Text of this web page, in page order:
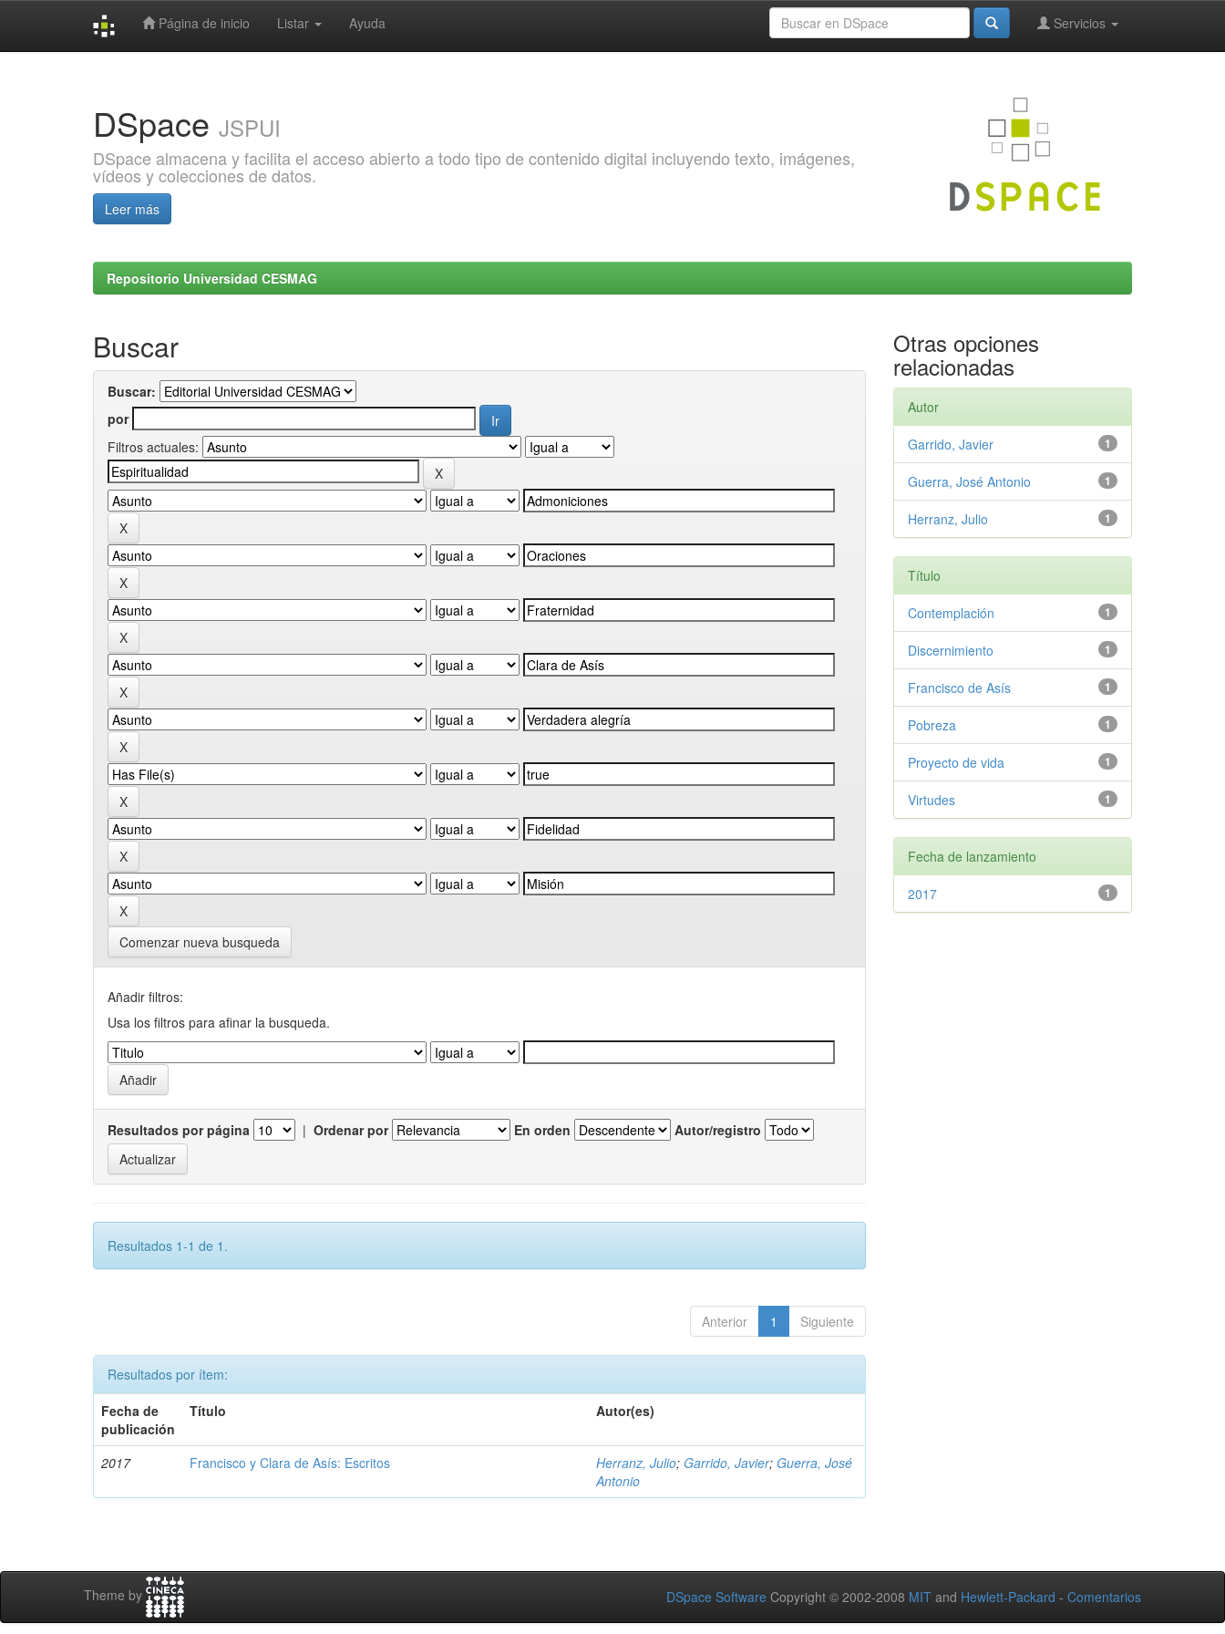
Página de inicio Listar Ayuda Servicios
DSpace JSPUI
DSpace almacena y facilita el acceso abierto a todo tipo de contenido digital incluyendo texto, imágenes,
vídeos y colecciones de datos.
Leer más
Repositorio Universidad CESMAG
Buscar
Buscar:
por
Filtros actuales:
Comenzar nueva busqueda
Añadir filtros:
Usa los filtros para afinar la busqueda.
Resultados por página | Ordenar por En orden Autor/registro
Resultados 1-1 de 1.
Anterior 1 Siguiente
Resultados por ítem:
Fecha de
publicación
Título Autor(es)
2017 Francisco y Clara de Asís: Escritos Herranz, Julio; Garrido, Javier; Guerra, José
Antonio
Otras opciones
relacionadas
Autor
1
Garrido, Javier
1
Guerra, José Antonio
1
Herranz, Julio
Título
1
Contemplación
1
Discernimiento
1
Francisco de Asís
1
Pobreza
1
Proyecto de vida
1
Virtudes
Fecha de lanzamiento
1
2017
Theme by DSpace Software Copyright © 2002-2008 MIT and Hewlett-Packard - Comentarios